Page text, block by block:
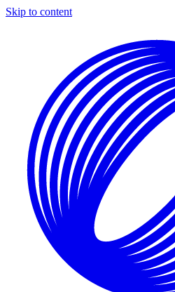
Skip to content